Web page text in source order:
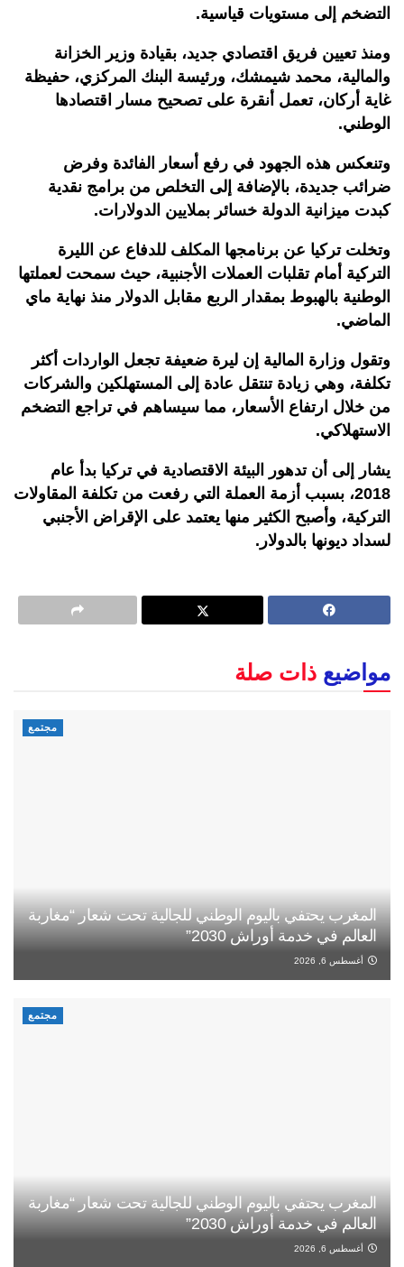
التضخم إلى مستويات قياسية.
ومنذ تعيين فريق اقتصادي جديد، بقيادة وزير الخزانة
والمالية، محمد شيمشك، ورئيسة البنك المركزي، حفيظة
غاية أركان، تعمل أنقرة على تصحيح مسار اقتصادها
الوطني.
وتنعكس هذه الجهود في رفع أسعار الفائدة وفرض
ضرائب جديدة، بالإضافة إلى التخلص من برامج نقدية
كبدت ميزانية الدولة خسائر بملايين الدولارات.
وتخلت تركيا عن برنامجها المكلف للدفاع عن الليرة
التركية أمام تقلبات العملات الأجنبية، حيث سمحت لعملتها
الوطنية بالهبوط بمقدار الربع مقابل الدولار منذ نهاية ماي
الماضي.
وتقول وزارة المالية إن ليرة ضعيفة تجعل الواردات أكثر
تكلفة، وهي زيادة تنتقل عادة إلى المستهلكين والشركات
من خلال ارتفاع الأسعار، مما سيساهم في تراجع التضخم
الاستهلاكي.
يشار إلى أن تدهور البيئة الاقتصادية في تركيا بدأ عام
2018، بسبب أزمة العملة التي رفعت من تكلفة المقاولات
التركية، وأصبح الكثير منها يعتمد على الإقراض الأجنبي
لسداد ديونها بالدولار.
مواضيع ذات صلة
مجتمع
المغرب يحتفي باليوم الوطني للجالية تحت شعار “مغاربة
العالم في خدمة أوراش 2030”
أغسطس 6, 2026
مجتمع
المغرب يحتفي باليوم الوطني للجالية تحت شعار “مغاربة
العالم في خدمة أوراش 2030”
أغسطس 6, 2026